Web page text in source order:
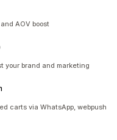
AOV boost
your brand and marketing
carts via WhatsApp, webpush